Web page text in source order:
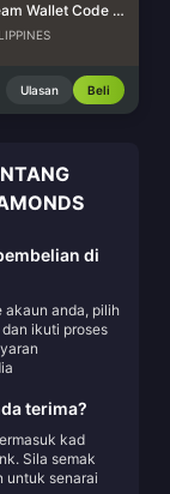
Steam Wallet Code (PHP)
Ulasan Beli
di
akaun anda, pilih
ikuti proses
terima?
kad
Sila semak
untuk senarai